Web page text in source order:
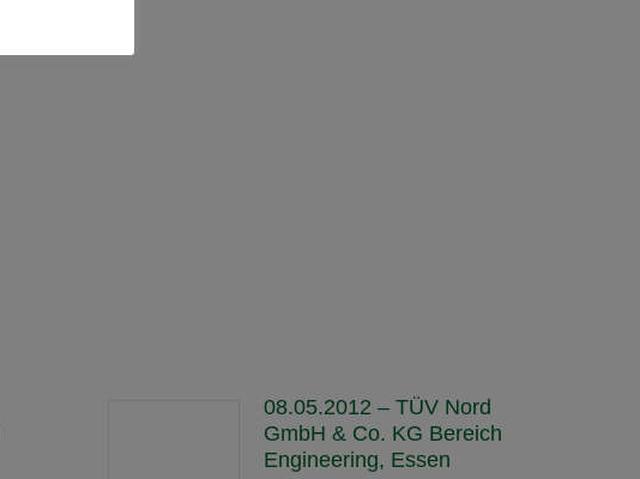
08.05.2012 – TÜV Nord
GmbH & Co. KG Bereich
Engineering, Essen